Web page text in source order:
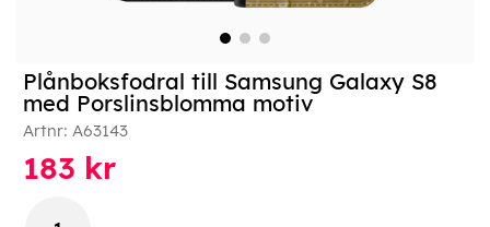
Plånboksfodral till Samsung Galaxy S8
med Porslinsblomma motiv
Artnr: A63143
183 kr